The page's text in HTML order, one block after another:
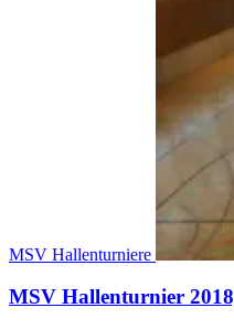
MSV Hallenturniere
MSV Hallenturnier